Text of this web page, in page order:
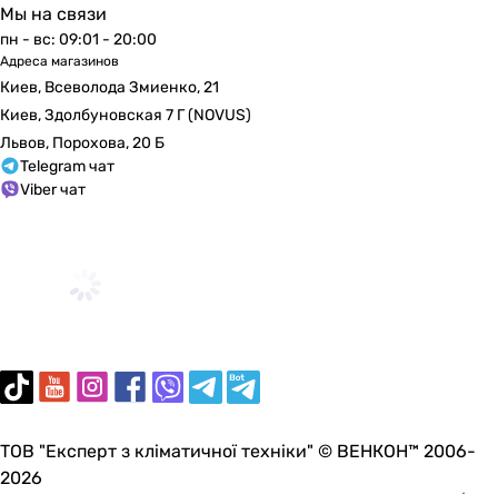
200 мм
214 мм
Глубина передней панели
21 мм
30 мм
32 мм
67 мм
38 мм
1.33 кг
0.9 кг
1.25 кг
Мы на связи
пн - вс: 09:01 - 20:00
Адреса магазинов
Киев, Всеволода Змиенко, 21
Киев, Здолбуновская 7 Г (NOVUS)
Львов, Порохова, 20 Б
Telegram чат
Viber чат
ТОВ "Експерт з кліматичної техніки" © ВЕНКОН™ 2006-
2026